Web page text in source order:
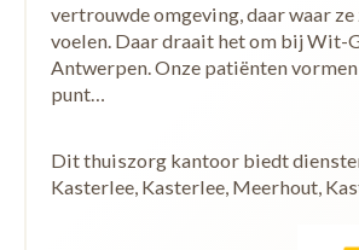
vertrouwde omgeving, daar waar
voelen. Daar draait het om bij Wit-
Antwerpen. Onze patiënten
punt…
Dit thuiszorg kantoor biedt
Kasterlee, Kasterlee, Meerhout,